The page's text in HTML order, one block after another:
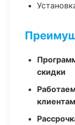
скидки